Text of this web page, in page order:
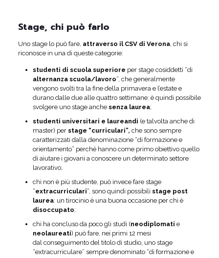
Stage, chi può farlo
Uno stage lo può fare, attraverso il CSV di Verona, chi si
riconosce in una di queste categorie:
studenti di scuola superiore per stage cosiddetti “di
alternanza scuola/lavoro“, che generalmente
vengono svolti tra la fine della primavera e l’estate e
durano dalle due alle quattro settimane: è quindi possibile
svolgere uno stage anche senza laurea;
studenti universitari e laureandi (e talvolta anche di
master) per stage “curriculari”, che sono sempre
caratterizzati dalla denominazione “di formazione e
orientamento” perché hanno come primo obiettivo quello
di aiutare i giovani a conoscere un determinato settore
lavorativo;
chi non è più studente, può invece fare stage
“extracurriculari“, sono quindi possibili stage post
laurea: un tirocinio è una buona occasione per chi è
disoccupato;
chi ha concluso da poco gli studi (neodiplomati e
neolaureati) può fare, nei primi 12 mesi
dal conseguimento del titolo di studio, uno stage
“extracurriculare” sempre denominato “di formazione e